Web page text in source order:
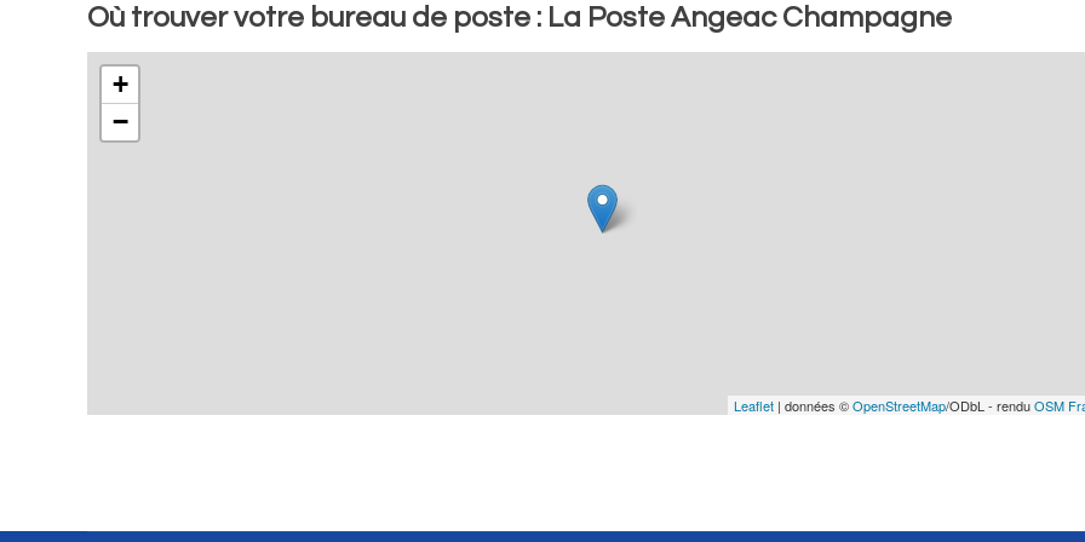
Où trouver votre bureau de poste : La Poste Angeac Champagne
+
−
Leaflet | données ©OpenStreetMap/ODbL - renduOSM